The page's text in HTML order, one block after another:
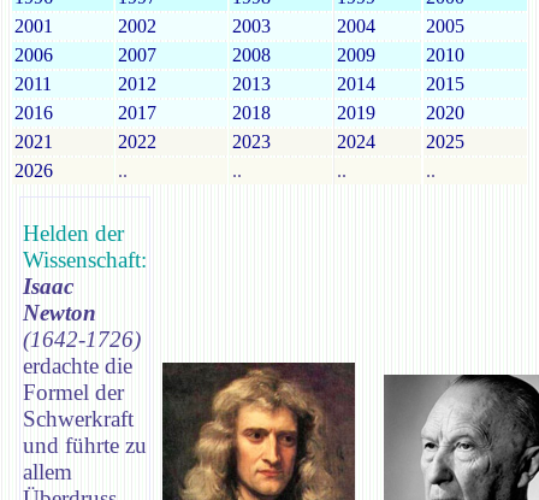
2001
2002 2003 2004
2005
2006
2007 2008 2009
2010
2011
2012 2013 2014
2015
2016
2017 2018 2019
2020
2021
2022 2023 2024
2025
2026
.. .. .. ..
Helden der
Wissenschaft:
Isaac
Newton
(1642-1726)
erdachte die
Formel der
Schwerkraft
und führte zu
allem